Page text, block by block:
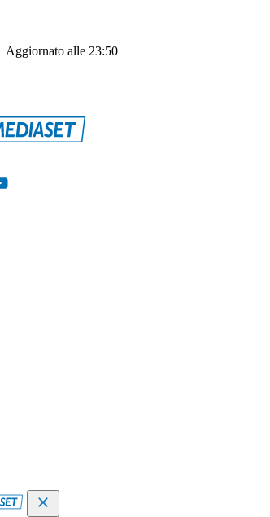
Aggiornato alle 23:50